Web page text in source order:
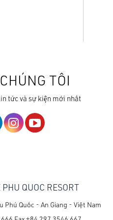
TÔI
tức và sự kiện mới nhất
QUOC RESORT
Quốc - An Giang - Việt Nam